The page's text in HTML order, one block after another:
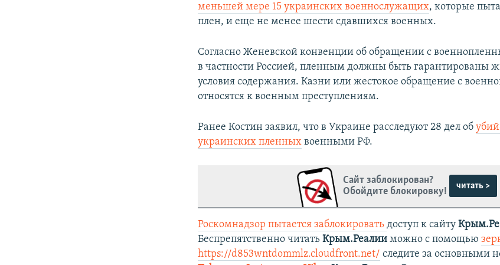
меньшей мере 15 украинских военнослужащих, которые
плен, и еще не менее шести сдавшихся военных.
Согласно Женевской конвенции об обращении с
в частности Россией, пленным должны быть гарантированы
условия содержания. Казни или жестокое обращение с
относятся к военным преступлениям.
Ранее Костин заявил, что в Украине расследуют 28 дел об
украинских пленных военными РФ.
Сайт заблокирован?
Обойдите блокировку!
читать >
Роскомнадзор пытается заблокировать доступ к сайту
Беспрепятственно читатьКрым.Реалии можно с помощью
https://d853wntdommlz.cloudfront.net/ следите за основными